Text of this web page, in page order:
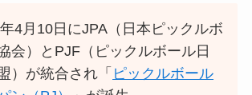
4月10日にJPA（日本ピックルボ
会）とPJF（ピックルボール日
）が統合され「 ピックルボール